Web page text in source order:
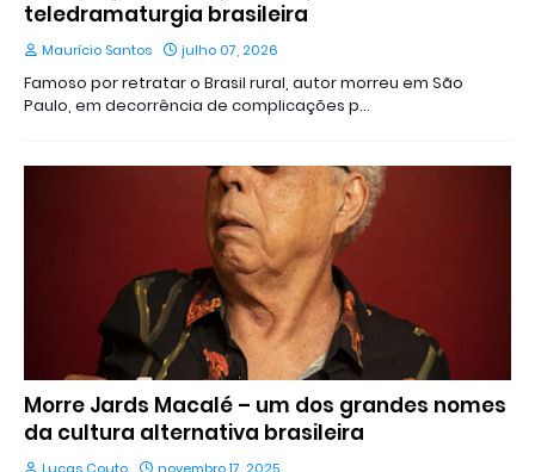
teledramaturgia brasileira
Maurício Santos julho 07, 2026
Famoso por retratar o Brasil rural, autor morreu em São
Paulo, em decorrência de complicações p…
Morre Jards Macalé – um dos grandes nomes
da cultura alternativa brasileira